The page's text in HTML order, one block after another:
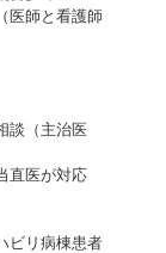
医師と看護師
談（主治医
直医が対応
ビリ病棟患者